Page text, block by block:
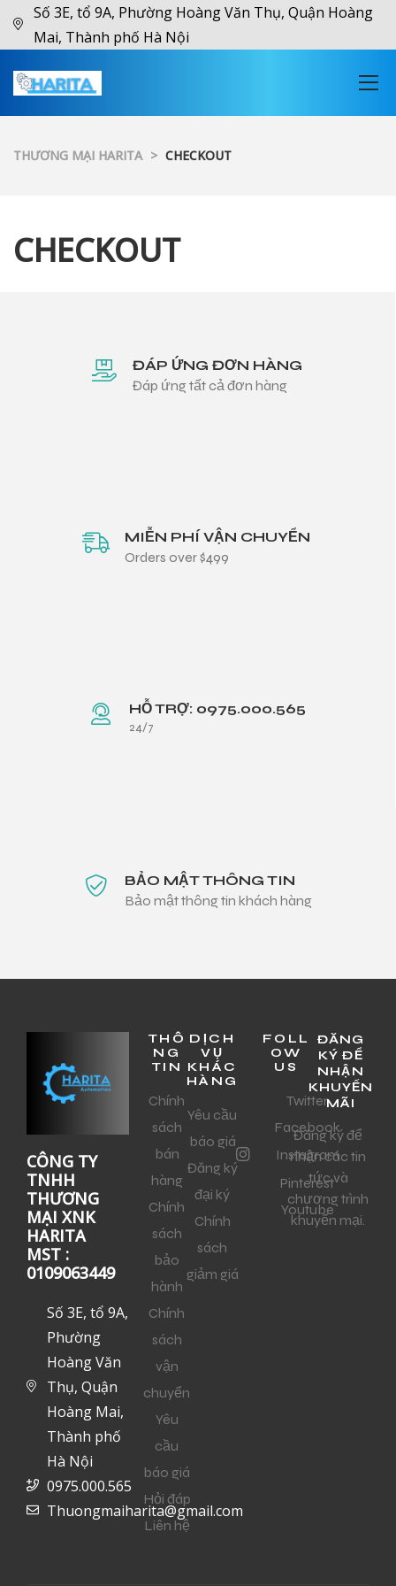
Số 3E, tổ 9A, Phường Hoàng Văn Thụ, Quận Hoàng
Mai, Thành phố Hà Nội
THƯƠNG MẠI HARITA > CHECKOUT
CHECKOUT
ĐÁP ỨNG ĐƠN HÀNG
Đáp ứng tất cả đơn hàng
MIỄN PHÍ VẬN CHUYỂN
Orders over $499
HỖ TRỢ: 0975.000.565
24/7
BẢO MẬT THÔNG TIN
Bảo mật thông tin khách hàng
CÔNG TY
TNHH
THƯƠNG
MẠI XNK
HARITA
MST :
0109063449
Số 3E, tổ 9A,
Phường
Hoàng Văn
Thụ, Quận
Hoàng Mai,
Thành phố
Hà Nội
0975.000.565
Thuongmaiharita@gmail.com
THÔ
NG
TIN
Chính
sách
bán
hàng
Chính
sách
bảo
hành
Chính
sách
vận
chuyển
Yêu
cầu
báo giá
Hỏi đáp
Liên hệ
DỊCH
VỤ
KHÁC
HÀNG
Yêu cầu
báo giá
Đăng ký
đại ký
Chính
sách
giảm giá
FOLL
OW
US
Twitter
Facebook
Instagram
Pinterest
Youtube
ĐĂNG
KÝ ĐỂ
NHẬN
KHUYẾN
MÃI
Đăng ký để
nhận các tin
tức và
chương trình
khuyến mại.